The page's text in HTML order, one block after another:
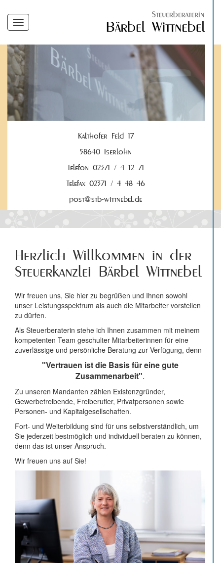
Navigation
einblenden
Kalthofer Feld 17
58640 Iserlohn
Telefon 02371 / 4 12 71
Telefax 02371 / 4 48 46
post@stb-wittnebel.de
Herzlich Willkommen in der
Steuerkanzlei Bärbel Wittnebel
Wir freuen uns, Sie hier zu begrüßen und Ihnen sowohl
unser Leistungsspektrum als auch die Mitarbeiter vorstellen
zu dürfen.
Als Steuerberaterin stehe ich Ihnen zusammen mit meinem
kompetenten Team geschulter Mitarbeiterinnen für eine
zuverlässige und persönliche Beratung zur Verfügung, denn
"Vertrauen ist die Basis für eine gute
Zusammenarbeit".
Zu unseren Mandanten zählen Existenzgründer,
Gewerbetreibende, Freiberufler, Privatpersonen sowie
Personen- und Kapitalgesellschaften.
Fort- und Weiterbildung sind für uns selbstverständlich, um
Sie jederzeit bestmöglich und individuell beraten zu können,
denn das ist unser Anspruch.
Wir freuen uns auf Sie!